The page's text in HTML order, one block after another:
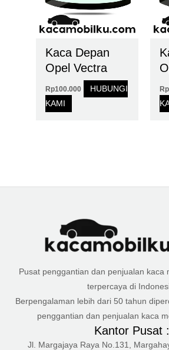
Kaca Depan
Opel Vectra
Rp100.000
HUBUNGI
KAMI
Rp
Pusat penggantian dan penjualan kaca
terpercaya di
Berpengalaman lebih dari 50 tahun
penggantian dan penjualan kaca
Kantor Pusat :
Jl. Margajaya Raya No.131,